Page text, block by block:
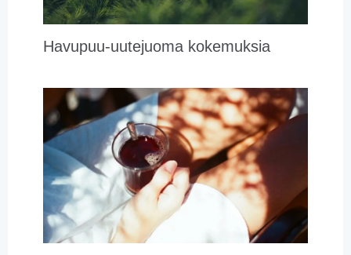
Havupuu-uutejuoma kokemuksia